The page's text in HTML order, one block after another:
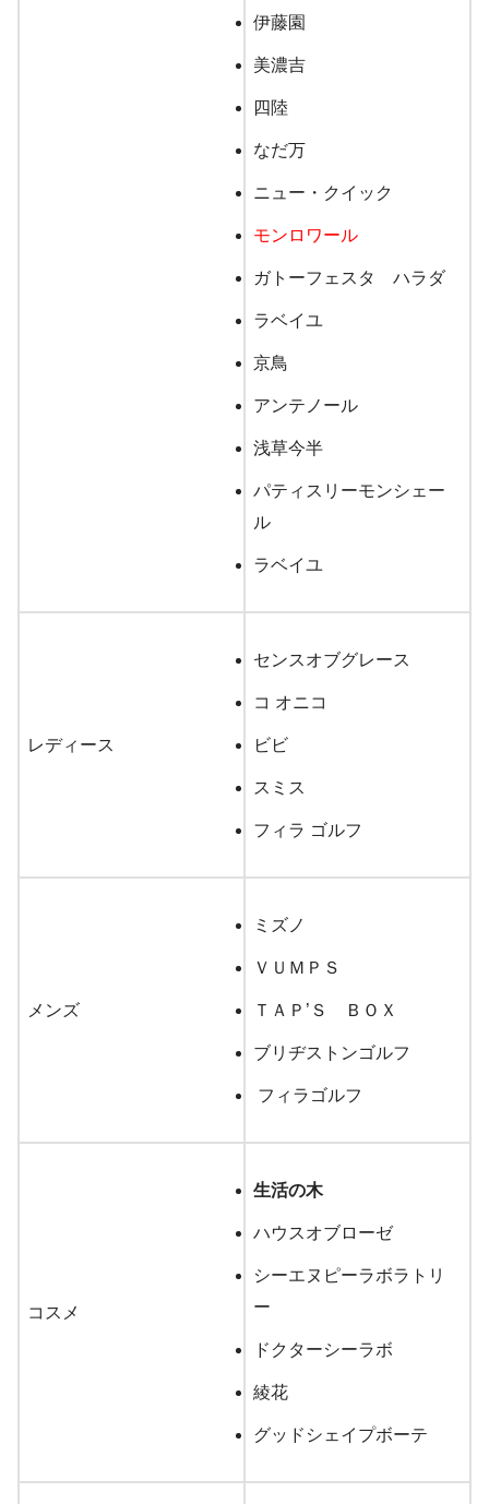
ネコ・ウサギ福袋/3,300円
ベイビーチアー
80㎝～120㎝
ラブ＆ピース＆マネー
80㎝～130㎝
センス オブ ワンダー
50㎝～70㎝
11月1日 10:00～
ミキハウス
ミキハウス ダブルB
80㎝～130㎝
オジコ（OJICO）
75㎝～170㎝
90㎝～150㎝
100㎝～140㎝
80㎝～150㎝/7,700円
伊藤園
美濃吉
四陸
なだ万
ニュー・クイック
モンロワール
ガトーフェスタ ハラダ
ラベイユ
京鳥
アンテノール
浅草今半
パティスリーモンシェー
ル
ラベイユ
レディース
センスオブグレース
コ オニコ
ビビ
スミス
フィラ ゴルフ
メンズ
ミズノ
ＶＵＭＰＳ
ＴＡＰ’Ｓ ＢＯＸ
ブリヂストンゴルフ
フィラゴルフ
コスメ
生活の木
ハウスオブローゼ
シーエヌピーラボラトリ
ー
ドクターシーラボ
綾花
グッドシェイプボーテ